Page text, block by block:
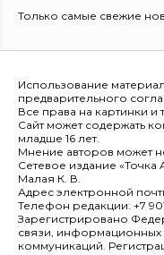
Только самые свежие
Использование
предварительного
Все права на картинки и
Сайт может содержать
младше 16 лет.
Мнение авторов может
Сетевое издание «Точка
Малая К. В.
Адрес электронной
Телефон редакции: +7
Зарегистрировано
связи, информационных
коммуникаций.